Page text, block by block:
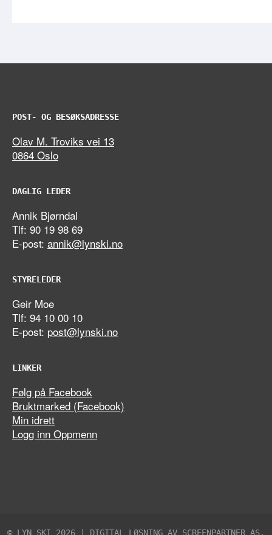
POST- OG BESØKSADRESSE
Olav M. Troviks vei 13
0864 Oslo
DAGLIG LEDER
Annik Bjørndal
Tlf: 90 19 98 69
E-post: annik@lynski.no
STYRELEDER
Geir Moe
Tlf: 94 10 00 10
E-post: post@lynski.no
LINKER
Følg på Facebook
Bruktmarked (Facebook)
Min idrett
Logg inn Oppmenn
© LYN SKI 2026 | DIGITAL LØSNING AV SCREENPARTNER AS.